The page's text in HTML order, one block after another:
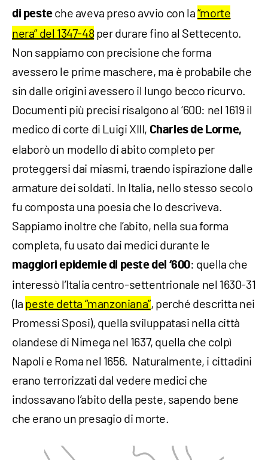
di pesteche aveva preso avvio con la“morte
nera” del 1347-48per durare fino al Settecento.
Non sappiamo con precisione che forma
avessero le prime maschere, ma è probabile che
sin dalle origini avessero il lungo becco ricurvo.
Documenti più precisi risalgono al ‘600: nel 1619 il
medico di corte di Luigi XIII, Charles de Lorme,
elaborò un modello di abito completo per
proteggersi dai miasmi, traendo ispirazione dalle
armature dei soldati. In Italia, nello stesso secolo
fu composta una poesia che lo descriveva.
Sappiamo inoltre che l’abito, nella sua forma
completa, fu usato dai medici durante le
maggiori epidemie di peste del ‘600: quella che
interessò l’Italia centro-settentrionale nel 1630-31
(la peste detta “manzoniana”, perché descritta nei
Promessi Sposi), quella sviluppatasi nella città
olandese di Nimega nel 1637, quella che colpì
Napoli e Roma nel 1656. Naturalmente, i cittadini
erano terrorizzati dal vedere medici che
indossavano l’abito della peste, sapendo bene
che erano un presagio di morte.